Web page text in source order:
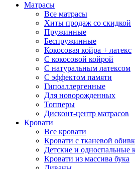
Матрасы
Все матрасы
Хиты продаж со скидкой
Пружинные
Беспружинные
Кокосовая койра + латекс
С кокосовой койрой
С натуральным латексом
С эффектом памяти
Гипоаллергенные
Для новорожденных
Топперы
Дисконт-центр матрасов
Кровати
Все кровати
Кровати с тканевой
Детские и односпальные
Кровати из массива бука